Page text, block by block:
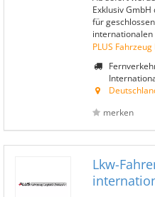
Exklusiv
für
internationalen
PLUS
merken
Lkw-